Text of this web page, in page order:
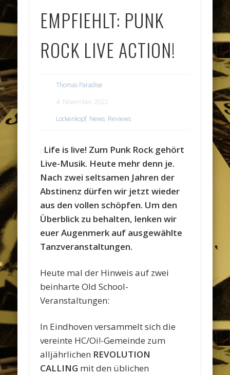
EMPFIEHLT: PUNK
ROCK LIVE ACTION!
Thomas Paradise
4. November 2022
Lockenkopf, News, Reviews
Life is live! Zum Punk Rock gehört
Live-Musik. Heute mehr denn je.
Nach zwei seltsamen Jahren der
Abstinenz dürfen wir jetzt wieder
aus den vollen schöpfen. Um den
Überblick zu behalten, lenken wir
euer Augenmerk auf ausgewählte
Tanzveranstaltungen.
Heute mal der Hinweis auf zwei
beinharte Old School-
Veranstaltungen:
In Eindhoven versammelt sich die
vereinte HC/Oi!-Gemeinde zum
alljährlichen REVOLUTION
CALLING mit den üblichen